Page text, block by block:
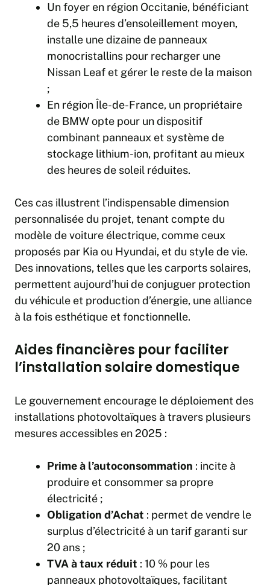
Un foyer en région Occitanie, bénéficiant
de 5,5 heures d’ensoleillement moyen,
installe une dizaine de panneaux
monocristallins pour recharger une
Nissan Leaf et gérer le reste de la maison
;
En région Île-de-France, un propriétaire
de BMW opte pour un dispositif
combinant panneaux et système de
stockage lithium-ion, profitant au mieux
des heures de soleil réduites.
Ces cas illustrent l’indispensable dimension
personnalisée du projet, tenant compte du
modèle de voiture électrique, comme ceux
proposés par Kia ou Hyundai, et du style de vie.
Des innovations, telles que les carports solaires,
permettent aujourd’hui de conjuguer protection
du véhicule et production d’énergie, une alliance
à la fois esthétique et fonctionnelle.
Aides financières pour faciliter
l’installation solaire domestique
Le gouvernement encourage le déploiement des
installations photovoltaïques à travers plusieurs
mesures accessibles en 2025 :
Prime à l’autoconsommation : incite à
produire et consommer sa propre
électricité ;
Obligation d’Achat : permet de vendre le
surplus d’électricité à un tarif garanti sur
20 ans ;
TVA à taux réduit : 10 % pour les
panneaux photovoltaïques, facilitant